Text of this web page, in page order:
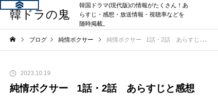
韓ドラの鬼
韓国ドラマ(現代版)の情報がたくさん！あ
らすじ・感想・放送情報・視聴率などを
随時掲載。
ブログ 純情ボクサー 純情ボクサー 1話・2話 あらすじと感想
2023.10.19
純情ボクサー 1話・2話 あらすじと感想